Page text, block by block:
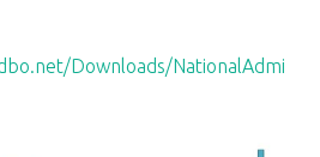
Downloads/NationalAdmi